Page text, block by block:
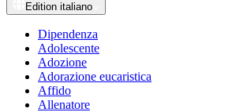
Edition italiano
Dipendenza
Adolescente
Adozione
Adorazione eucaristica
Affido
Allenatore